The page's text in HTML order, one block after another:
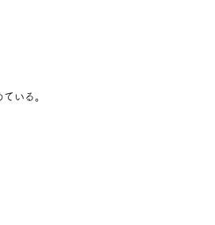
いる。